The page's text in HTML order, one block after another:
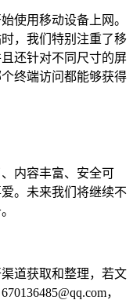
使用移动设备上网。
，我们特别注重了移
还针对不同尺寸的屏
终端访问都能够获得
内容丰富、安全可
。未来我们将继续不
道获取和整理，若文
，